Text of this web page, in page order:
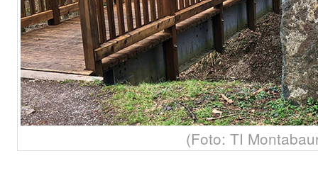
(Foto: TI